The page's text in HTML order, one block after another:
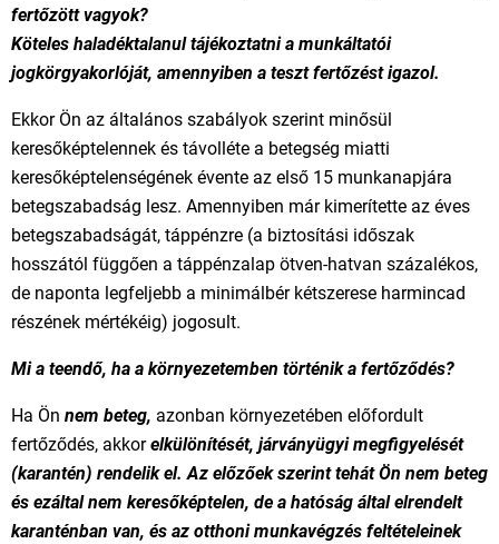
fertőzött vagyok?
Köteles haladéktalanul tájékoztatni a munkáltatói
jogkörgyakorlóját, amennyiben a teszt fertőzést igazol.
Ekkor Ön az általános szabályok szerint minősül
keresőképtelennek és távolléte a betegség miatti
keresőképtelenségének évente az első 15 munkanapjára
betegszabadság lesz. Amennyiben már kimerítette az éves
betegszabadságát, táppénzre (a biztosítási időszak
hosszától függően a táppénzalap ötven-hatvan százalékos,
de naponta legfeljebb a minimálbér kétszerese harmincad
részének mértékéig) jogosult.
Mi a teendő, ha a környezetemben történik a fertőződés?
Ha Ön nem beteg, azonban környezetében előfordult
fertőződés, akkorelkülönítését, járványügyi megfigyelését
(karantén) rendelik el. Az előzőek szerint tehát Ön nem beteg
és ezáltal nem keresőképtelen, de a hatóság által elrendelt
karanténban van, és az otthoni munkavégzés feltételeinek